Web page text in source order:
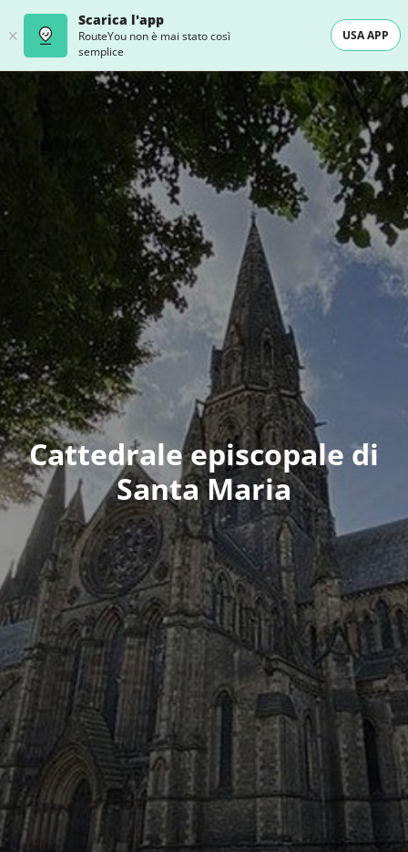
Scarica l'app
RouteYou non è mai stato così
semplice
USA APP
Cattedrale episcopale di
Santa Maria